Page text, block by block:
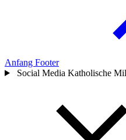
Anfang Footer
Social Media Katholische